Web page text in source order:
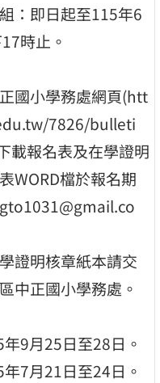
：即日起至115年6
時止。
國小學務處網頁(htt
7826/bulleti
載報名表及在學證明
WORD檔於報名期
證明核章紙本請交
中正國小學務處。
9月25日至28日。
7月21日至24日。